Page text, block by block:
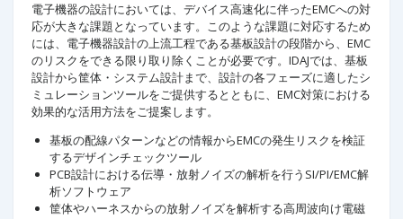
電子機器の設計においては、デバイス高速化に伴ったEMCへの対
応が大きな課題となっています。このような課題に対応するため
には、電子機器設計の上流工程である基板設計の段階から、EMC
のリスクをできる限り取り除くことが必要です。IDAJでは、基板
設計から筐体・システム設計まで、設計の各フェーズに適したシ
ミュレーションツールをご提供するとともに、EMC対策における
効果的な活用方法をご提案します。
基板の配線パターンなどの情報からEMCの発生リスクを検証
するデザインチェックツール
PCB設計における伝導・放射ノイズの解析を行うSI/PI/EMC解
析ソフトウェア
筐体やハーネスからの放射ノイズを解析する高周波向け電磁